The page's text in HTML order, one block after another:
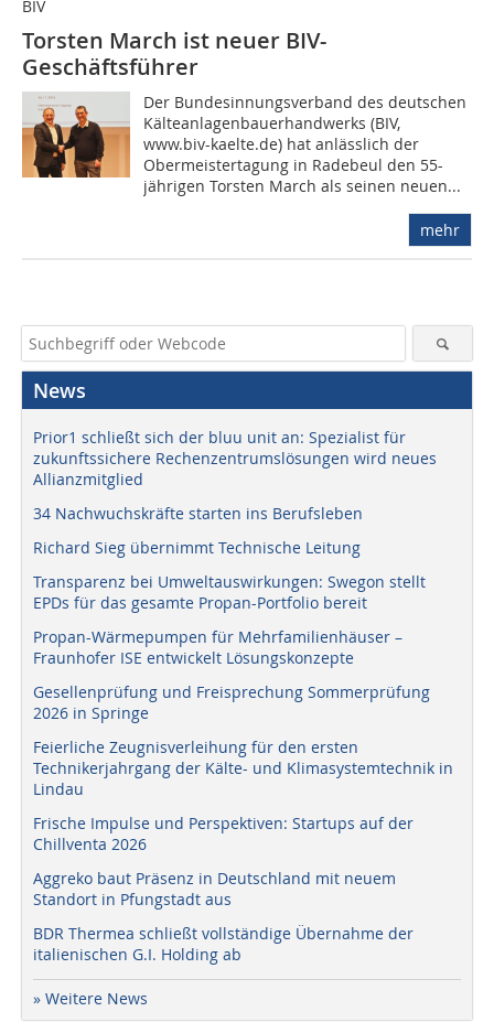
BIV
Torsten March ist neuer BIV-
Geschäftsführer
Der Bundesinnungsverband des deutschen
Kälteanlagenbauerhandwerks (BIV,
www.biv-kaelte.de) hat anlässlich der
Obermeistertagung in Radebeul den 55-
jährigen Torsten March als seinen neuen...
mehr
News
Prior1 schließt sich der bluu unit an: Spezialist für
zukunftssichere Rechenzentrumslösungen wird neues
Allianzmitglied
34 Nachwuchskräfte starten ins Berufsleben
Richard Sieg übernimmt Technische Leitung
Transparenz bei Umweltauswirkungen: Swegon stellt
EPDs für das gesamte Propan-Portfolio bereit
Propan-Wärmepumpen für Mehrfamilienhäuser –
Fraunhofer ISE entwickelt Lösungskonzepte
Gesellenprüfung und Freisprechung Sommerprüfung
2026 in Springe
Feierliche Zeugnisverleihung für den ersten
Technikerjahrgang der Kälte- und Klimasystemtechnik in
Lindau
Frische Impulse und Perspektiven: Startups auf der
Chillventa 2026
Aggreko baut Präsenz in Deutschland mit neuem
Standort in Pfungstadt aus
BDR Thermea schließt vollständige Übernahme der
italienischen G.I. Holding ab
» Weitere News